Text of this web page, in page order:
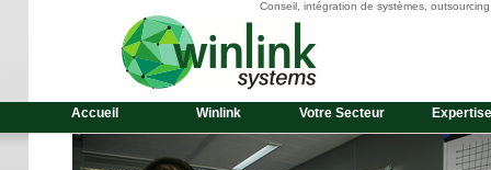
Conseil, intégration de systèmes,
Accueil Winlink Votre Secteur